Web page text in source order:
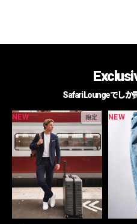
Safari Loungeでしか
NEW 限定 NEW